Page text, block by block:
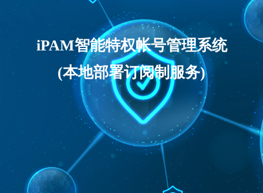
iPAM智能特权帐号管理系统
(本地部署订阅制服务)